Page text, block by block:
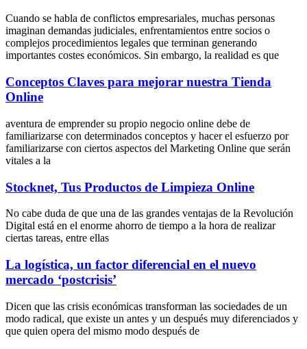
Cuando se habla de conflictos empresariales, muchas personas
imaginan demandas judiciales, enfrentamientos entre socios o
complejos procedimientos legales que terminan generando
importantes costes económicos. Sin embargo, la realidad es que
Conceptos Claves para mejorar nuestra Tienda
Online
aventura de emprender su propio negocio online debe de
familiarizarse con determinados conceptos y hacer el esfuerzo por
familiarizarse con ciertos aspectos del Marketing Online que serán
vitales a la
Stocknet, Tus Productos de Limpieza Online
No cabe duda de que una de las grandes ventajas de la Revolución
Digital está en el enorme ahorro de tiempo a la hora de realizar
ciertas tareas, entre ellas
La logística, un factor diferencial en el nuevo
mercado ‘postcrisis’
Dicen que las crisis económicas transforman las sociedades de un
modo radical, que existe un antes y un después muy diferenciados y
que quien opera del mismo modo después de